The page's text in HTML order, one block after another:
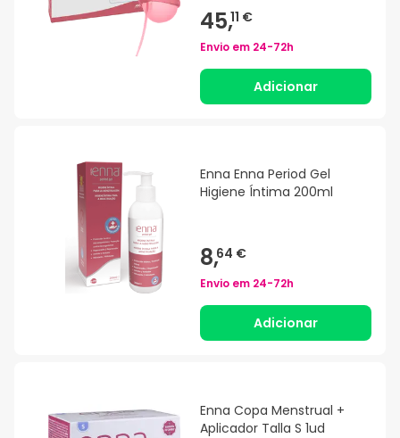
45,11 €
Envio em 24-72h
Adicionar
Enna Enna Period Gel
Higiene Íntima 200ml
8,64 €
Envio em 24-72h
Adicionar
Enna Copa Menstrual +
Aplicador Talla S 1ud